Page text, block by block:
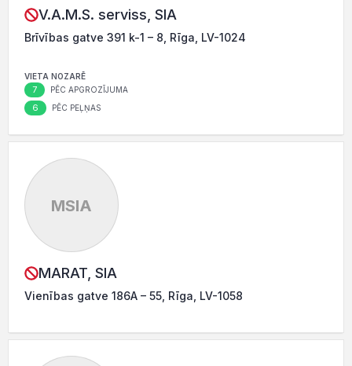
V.A.M.S. serviss, SIA
Brīvības gatve 391 k-1 – 8, Rīga, LV-1024
VIETA NOZARĒ
7 PĒC APGROZĪJUMA
6 PĒC PEĻŅAS
MSIA
MARAT, SIA
Vienības gatve 186A – 55, Rīga, LV-1058